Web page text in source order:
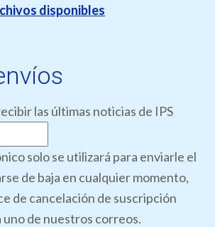
disponibles
las últimas noticias de IPS
solo se utilizará para enviarle el
de baja en cualquier momento,
de cancelación de suscripción
de nuestros correos.